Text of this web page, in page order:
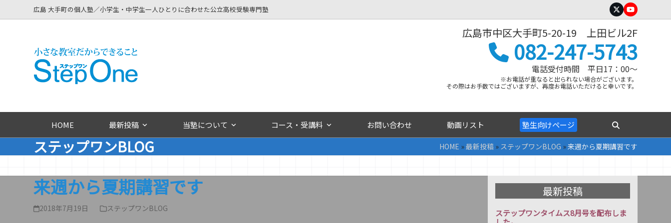
to
広島 大手町の個人塾／小学生・中学生一人ひとりに合わせた公立高校受験専門塾 TwitterYouTube
広島市中区大手町5-20-19 上田ビル2F
082-247-5743
電話受付時間 平日17：00～
※お電話が重なると出られない場合がございます。
その際はお手数ではございますが、再度お電話いただけると幸いです。
HOME 最新投稿 当塾について コース・受講料 お問い合わせ 動画リスト 塾生向けページ
ステップワンBLOG HOME »最新投稿» ステップワンBLOG »来週から夏期講習です
来週から夏期講習です
2018年7月19日 ステップワンBLOG
最新投稿
ステップワンタイムス8月号を配布しま